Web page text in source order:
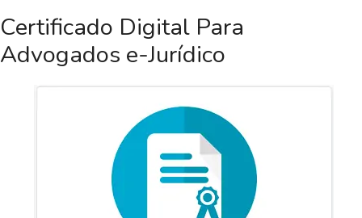
Certificado Digital Para
Advogados e-Jurídico